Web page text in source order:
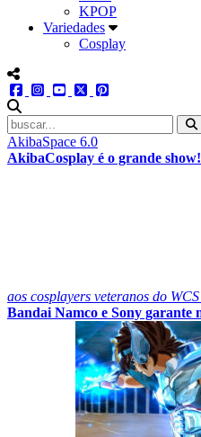
KPOP
Variedades
Cosplay
menu redes social
facebookinstagram
youtube
twitter
AkibaSpace 6.0
AkibaCosplay é o grande show!
aos cosplayers veteranos do
Bandai Namco e Sony garante